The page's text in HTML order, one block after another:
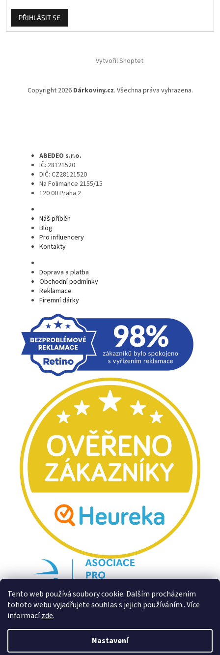
Tento web používá soubory cookie. Dalším procházením
tohoto webu vyjadřujete souhlas s jejich používáním.. Více
informacízde.
Nastavení
PŘIHLÁSIT SE
Vytvořil Shoptet
Copyright 2026 Dárkoviny.cz. Všechna práva vyhrazena.
ABEDEO s.r.o.
IČ: 28121520
DIČ: CZ28121520
Na Folimance 2155/15
120 00 Praha 2
Náš příběh
Blog
Pro influencery
Kontakty
Doprava a platba
Obchodní podmínky
Reklamace
Firemní dárky